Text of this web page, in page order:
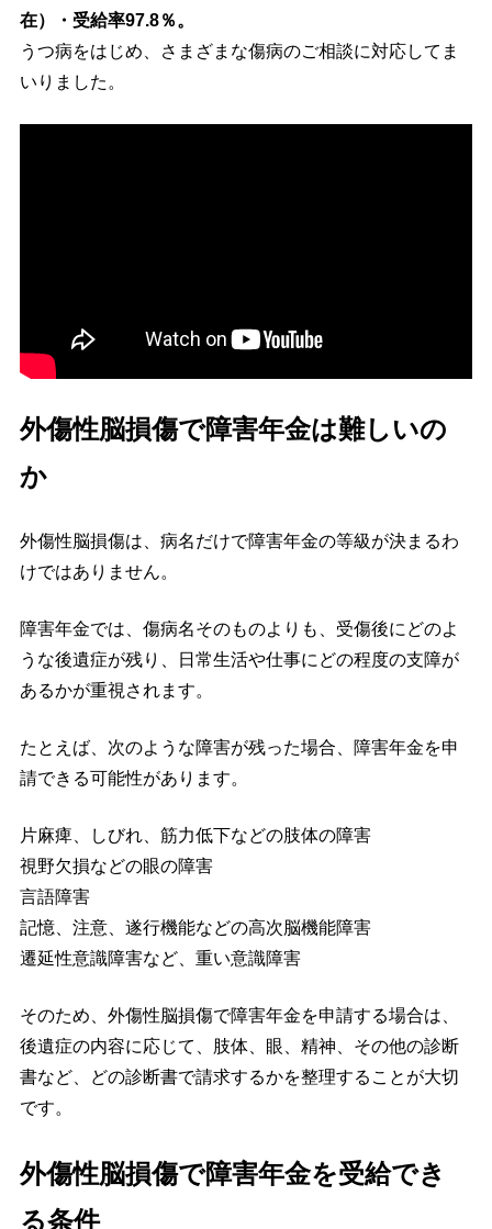
在）・受給率97.8％。
うつ病をはじめ、さまざまな傷病のご相談に対応してま
いりました。
外傷性脳損傷で障害年金は難しいの
か
外傷性脳損傷は、病名だけで障害年金の等級が決まるわ
けではありません。
障害年金では、傷病名そのものよりも、受傷後にどのよ
うな後遺症が残り、日常生活や仕事にどの程度の支障が
あるかが重視されます。
たとえば、次のような障害が残った場合、障害年金を申
請できる可能性があります。
片麻痺、しびれ、筋力低下などの肢体の障害
視野欠損などの眼の障害
言語障害
記憶、注意、遂行機能などの高次脳機能障害
遷延性意識障害など、重い意識障害
そのため、外傷性脳損傷で障害年金を申請する場合は、
後遺症の内容に応じて、肢体、眼、精神、その他の診断
書など、どの診断書で請求するかを整理することが大切
です。
外傷性脳損傷で障害年金を受給でき
る条件